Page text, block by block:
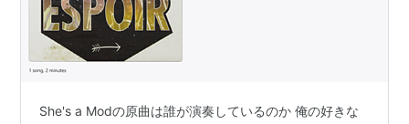
She's a Modの原曲は誰が演奏しているのか 俺の好きな